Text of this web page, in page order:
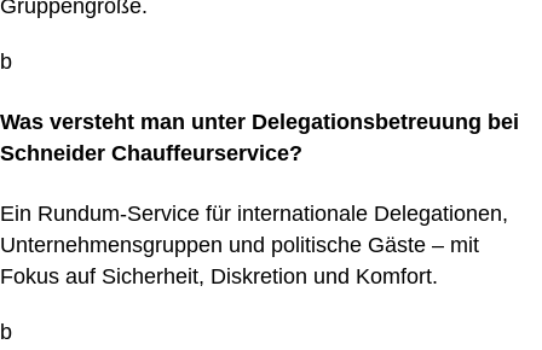
Gruppengröße.
b
Was versteht man unter Delegationsbetreuung bei
Schneider Chauffeurservice?
Ein Rundum-Service für internationale Delegationen,
Unternehmensgruppen und politische Gäste – mit
Fokus auf Sicherheit, Diskretion und Komfort.
b